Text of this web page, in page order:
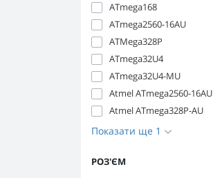
ATmega168
ATmega2560-16AU
ATMega328P
ATmega32U4
ATmega32U4-MU
Atmel ATmega2560-16AU
Atmel ATmega328P-AU
Показати ще 1
РОЗ'ЄМ